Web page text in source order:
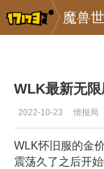
魔兽
专区_《魔
WLK最新无
2022-10-23 情报局
WLK怀旧服的金
震荡久了之后开